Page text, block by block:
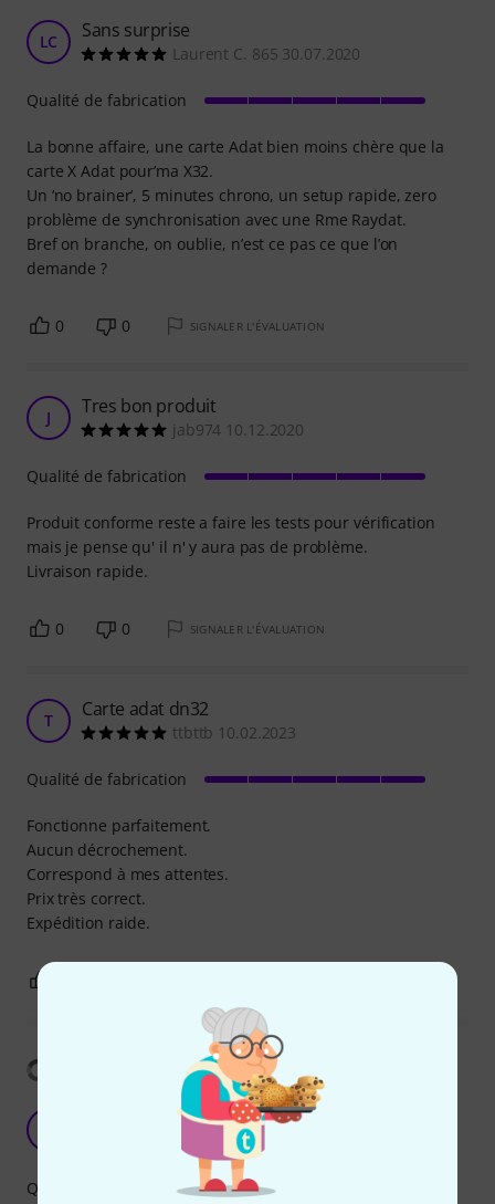
LC Sans surprise
Laurent C. 865 30.07.2020
La bonne affaire, une carte Adat bien moins chère que la
carte X Adat pour’ma X32.
Un ‘no brainer’, 5 minutes chrono, un setup rapide, zero
problème de synchronisation avec une Rme Raydat.
Bref on branche, on oublie, n’est ce pas ce que l’on
demande ?
Qualité de fabrication
0 0 SIGNALER L'ÉVALUATION
J Tres bon produit
jab974 10.12.2020
Produit conforme reste a faire les tests pour vérification
mais je pense qu' il n' y aura pas de problème.
Livraison rapide.
Qualité de fabrication
0 0 SIGNALER L'ÉVALUATION
T Carte adat dn32
ttbttb 10.02.2023
Fonctionne parfaitement.
Aucun décrochement.
Correspond à mes attentes.
Prix très correct.
Expédition raide.
Qualité de fabrication
Afficher la traduction
EINFACH UND GUT
Brausebär 03.12.2019
Qualité de fabrication